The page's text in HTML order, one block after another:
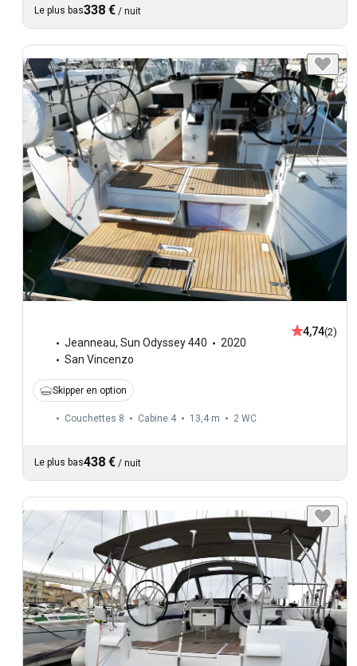
Le plus bas338 € / nuit
Jeanneau, Sun Odyssey 440
2020
San Vincenzo
4,74(2)
Skipper en option
Couchettes 8 Cabine 4 13,4 m 2 WC
Le plus bas438 € / nuit